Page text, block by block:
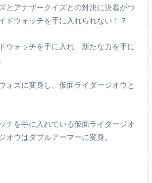
とアナザークイズとの対決に決着がつ
ドウォッチを手に入れられない！？
ウォッチを手に入れ、新たな力を手に
ォズに変身し、仮面ライダージオウと
チを手に入れている仮面ライダージオ
オウはダブルアーマーに変身。